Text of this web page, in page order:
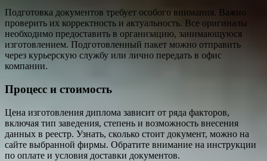
Подготовка документов требует особого внимания. Важно
проверить их корректность и актуальность. Все оригиналы
необходимо предоставить в организацию, занимающуюся
изготовлением. Подготовленный пакет можно отправить
через курьерскую службу или лично передать в офис
компании.
Процесс и стоимость
Цена изготовления диплома зависит от ряда факторов,
включая тип заведения, степень и возможность внесения
данных в реестр. Узнать, сколько стоит документ, можно на
сайте выбранной фирмы. Обратите внимание на инструкции
по оплате и условия доставки документов.